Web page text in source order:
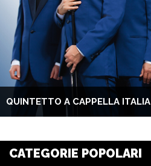
QUINTETTO A CAPPELLA ITALIA
CATEGORIE POPOLARI